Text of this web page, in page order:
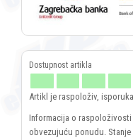
Artikl je raspoloživ,
Informacija o
obvezujuću ponudu.